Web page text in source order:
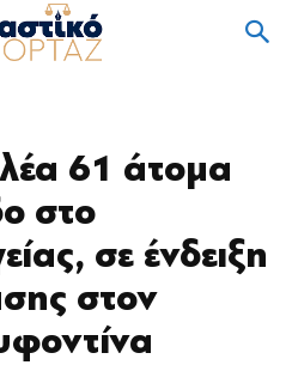
61 άτομα
στο
σε ένδειξη
στον